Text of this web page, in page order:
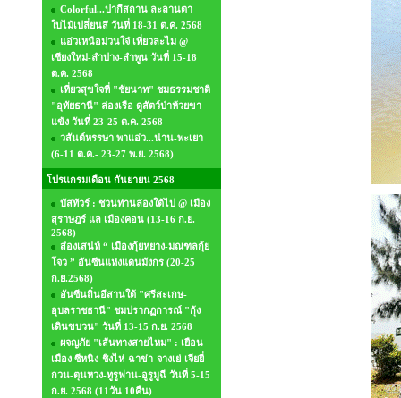
Colorful...ปากีสถาน ละลานตา
ใบไม้เปลี่ยนสี วันที่ 18-31 ต.ค. 2568
แอ่วเหนือม่วนใจ๋ เที่ยวละไม @
เชียงใหม่-ลำปาง-ลำพูน วันที่ 15-18
ต.ค. 2568
เที่ยวสุขใจที่ "ชัยนาท" ชมธรรมชาติ
"อุทัยธานี" ล่องเรือ ดูสัตว์ป่าห้วยขา
แข้ง วันที่ 23-25 ต.ค. 2568
วสันต์หรรษา พาแอ่ว...น่าน-พะเยา
(6-11 ต.ค.- 23-27 พ.ย. 2568)
โปรแกรมเดือน กันยายน 2568
บัสทัวร์ : ชวนท่านล่องใต้ไป @ เมือง
สุราษฎร์ แล เมืองคอน (13-16 ก.ย.
2568)
ส่องเสน่ห์ “ เมืองกุ้ยหยาง-มณฑลกุ้ย
โจว ” อันซีนแห่งแดนมังกร (20-25
ก.ย.2568)
อันซีนถิ่นอีสานใต้ "ศรีสะเกษ-
อุบลราชธานี" ชมปรากฏการณ์ "กุ้ง
เดินขบวน" วันที่ 13-15 ก.ย. 2568
ผจญภัย "เส้นทางสายไหม" : เยือน
เมือง ซีหนิง-ชิงไห่-ฉาข่า-จางเย่-เจียยี่
กวน-ตุนหวง-ทูรูฟาน-อูรูมูฉี วันที่ 5-15
ก.ย. 2568 (11วัน 10คืน)